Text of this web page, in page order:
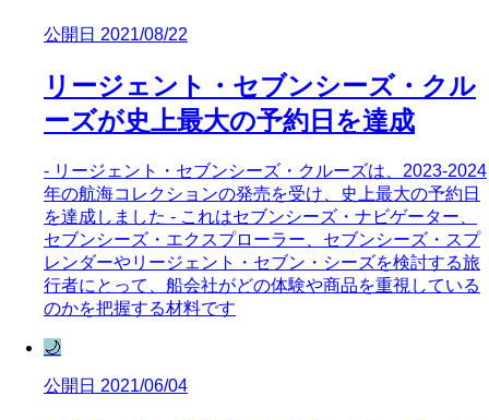
公開日 2021/08/22
リージェント・セブンシーズ・クル
ーズが史上最大の予約日を達成
- リージェント・セブンシーズ・クルーズは、2023-2024
年の航海コレクションの発売を受け、史上最大の予約日
を達成しました - これはセブンシーズ・ナビゲーター、
セブンシーズ・エクスプローラー、セブンシーズ・スプ
レンダーやリージェント・セブン・シーズを検討する旅
行者にとって、船会社がどの体験や商品を重視している
のかを把握する材料です
🌙
公開日 2021/06/04